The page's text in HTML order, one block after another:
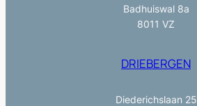
Badhuiswal 8a
8011 VZ
DRIEBERGEN
Diederichslaan 25